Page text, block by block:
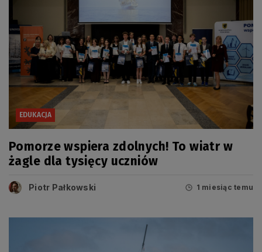
EDUKACJA
Pomorze wspiera zdolnych! To wiatr w
żagle dla tysięcy uczniów
Piotr Pałkowski 1 miesiąc temu